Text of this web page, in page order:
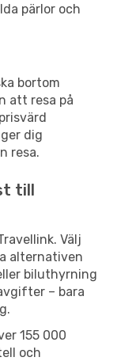
pärlor och
bortom
att resa på
dig
resa.
till
Välj
alternativen
biluthyrning
– bara
155 000
och